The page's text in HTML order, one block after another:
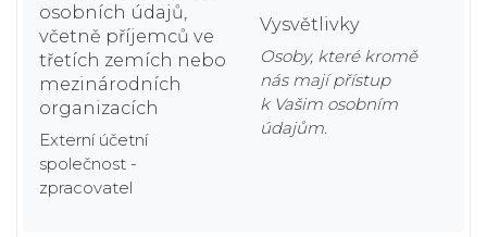
osobních údajů,
včetně příjemců ve
třetích zemích nebo
mezinárodních
organizacích
Externí účetní
společnost -
zpracovatel
Vysvětlivky
Osoby, které kromě
nás mají přístup
k Vašim osobním
údajům.